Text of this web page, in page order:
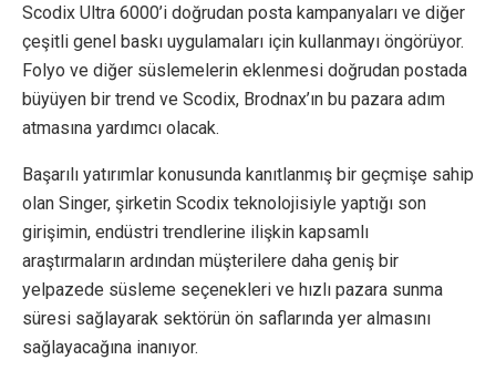
Scodix Ultra 6000’i doğrudan posta kampanyaları ve diğer
çeşitli genel baskı uygulamaları için kullanmayı öngörüyor.
Folyo ve diğer süslemelerin eklenmesi doğrudan postada
büyüyen bir trend ve Scodix, Brodnax’ın bu pazara adım
atmasına yardımcı olacak.
Başarılı yatırımlar konusunda kanıtlanmış bir geçmişe sahip
olan Singer, şirketin Scodix teknolojisiyle yaptığı son
girişimin, endüstri trendlerine ilişkin kapsamlı
araştırmaların ardından müşterilere daha geniş bir
yelpazede süsleme seçenekleri ve hızlı pazara sunma
süresi sağlayarak sektörün ön saflarında yer almasını
sağlayacağına inanıyor.